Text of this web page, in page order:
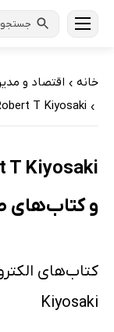
جستجو
خانه › اقتصاد و
›
T Kiyosaki
و کتاب‌های
Kiyosaki